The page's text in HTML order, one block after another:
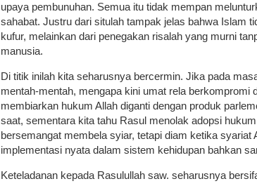
upaya pembunuhan. Semua itu tidak mempan
sahabat. Justru dari situlah tampak jelas bahwa Islam
kufur, melainkan dari penegakan risalah yang murni
manusia.
Di titik inilah kita seharusnya bercermin. Jika pada
mentah-mentah, mengapa kini umat rela berkompromi
membiarkan hukum Allah diganti dengan produk
saat, sementara kita tahu Rasul menolak adopsi
bersemangat membela syiar, tetapi diam ketika syariat
implementasi nyata dalam sistem kehidupan bahkan
Keteladanan kepada Rasulullah saw. seharusnya